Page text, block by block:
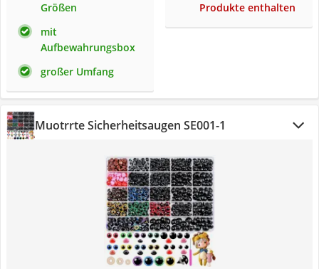
Größen
mit
Aufbewahrungsbox
großer Umfang
Produkte enthalten
Muotrrte Sicherheitsaugen ‎SE001-1